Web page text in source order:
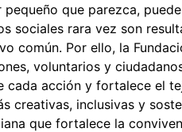
que parezca,
sociales rara vez son
común. Por ello, la
voluntarios y
acción y fortalece el
creativas, inclusivas y
que fortalece la